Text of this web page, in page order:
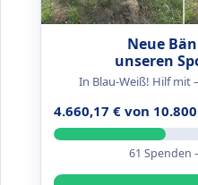
Neue
unseren
In Blau-Weiß! Hilf mit
4.660,17 € von
61 Spenden